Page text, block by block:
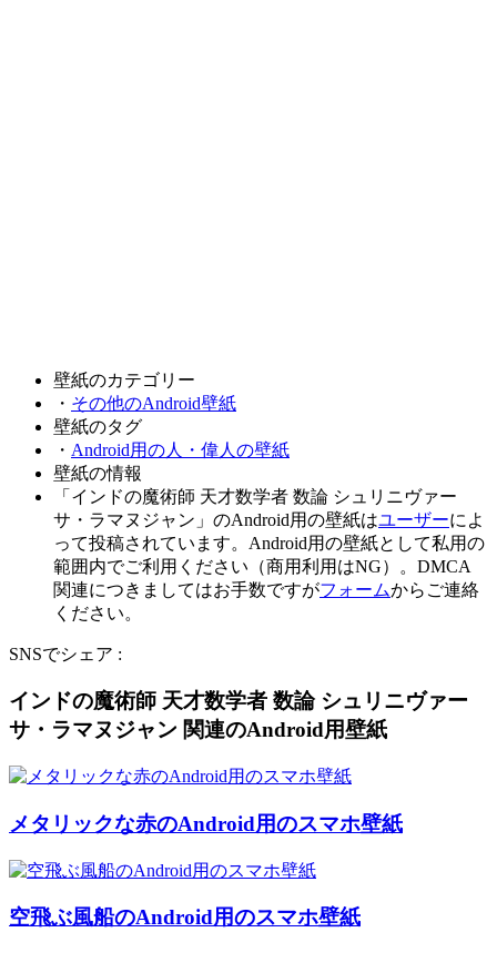
壁紙のカテゴリー
・ その他のAndroid壁紙
壁紙のタグ
・ Android用の人・偉人の壁紙
壁紙の情報
「インドの魔術師 天才数学者 数論 シュリニヴァー
サ・ラマヌジャン」のAndroid用の壁紙はユーザーによ
って投稿されています。Android用の壁紙として私用の
範囲内でご利用ください（商用利用はNG）。DMCA
関連につきましてはお手数ですがフォームからご連絡
ください。
SNSでシェア :
インドの魔術師 天才数学者 数論 シュリニヴァー
サ・ラマヌジャン 関連のAndroid用壁紙
メタリックな赤のAndroid用のスマホ壁紙
空飛ぶ風船のAndroid用のスマホ壁紙